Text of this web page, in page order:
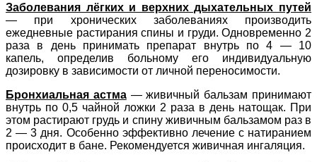
Заболевания лёгких и верхних дыхательных путей
— при хронических заболеваниях производить
ежедневные растирания спины и груди. Одновременно 2
раза в день принимать препарат внутрь по 4 — 10
капель, определив больному его индивидуальную
дозировку в зависимости от личной переносимости.
Бронхиальная астма— живичный бальзам принимают
внутрь по 0,5 чайной ложки 2 раза в день натощак. При
этом растирают грудь и спину живичным бальзамом раз в
2 — 3 дня. Особенно эффективно лечение с натиранием
происходит в бане. Рекомендуется живичная ингаляция.